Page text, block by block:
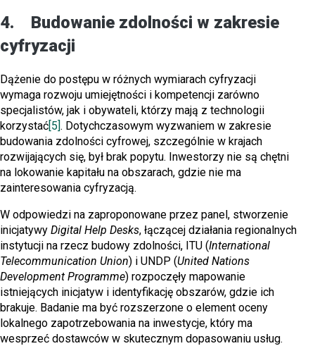
4. Budowanie zdolności w zakresie
cyfryzacji
Dążenie do postępu w różnych wymiarach cyfryzacji
wymaga rozwoju umiejętności i kompetencji zarówno
specjalistów, jak i obywateli, którzy mają z technologii
korzystać[5]. Dotychczasowym wyzwaniem w zakresie
budowania zdolności cyfrowej, szczególnie w krajach
rozwijających się, był brak popytu. Inwestorzy nie są chętni
na lokowanie kapitału na obszarach, gdzie nie ma
zainteresowania cyfryzacją.
W odpowiedzi na zaproponowane przez panel, stworzenie
inicjatywy Digital Help Desks, łączącej działania regionalnych
instytucji na rzecz budowy zdolności, ITU (International
Telecommunication Union) i UNDP (United Nations
Development Programme) rozpoczęły mapowanie
istniejących inicjatyw i identyfikację obszarów, gdzie ich
brakuje. Badanie ma być rozszerzone o element oceny
lokalnego zapotrzebowania na inwestycje, który ma
wesprzeć dostawców w skutecznym dopasowaniu usług.